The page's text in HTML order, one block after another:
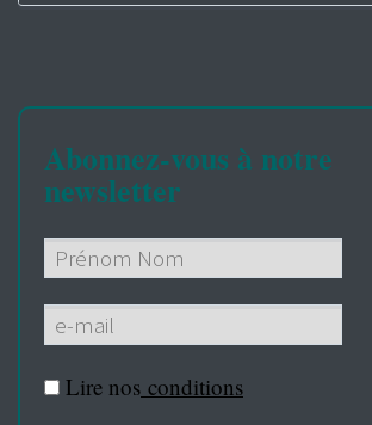
Abonnez-vous à notre
newsletter
Lire nos conditions